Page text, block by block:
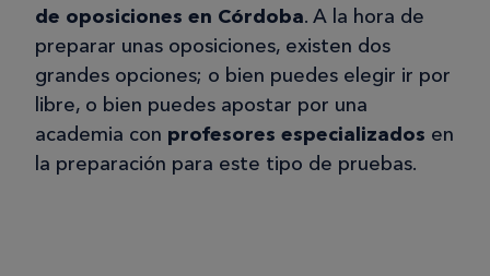
de oposiciones en Córdoba. A la hora de
preparar unas oposiciones, existen dos
grandes opciones; o bien puedes elegir ir por
libre, o bien puedes apostar por una
academia con profesores especializados en
la preparación para este tipo de pruebas.